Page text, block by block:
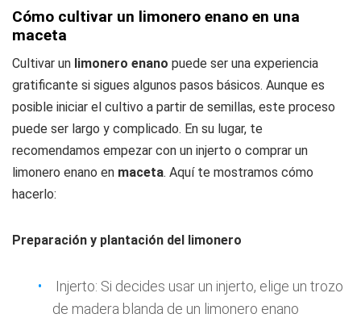
Cómo cultivar un limonero enano en una
maceta
Cultivar un limonero enano puede ser una experiencia
gratificante si sigues algunos pasos básicos. Aunque es
posible iniciar el cultivo a partir de semillas, este proceso
puede ser largo y complicado. En su lugar, te
recomendamos empezar con un injerto o comprar un
limonero enano en maceta. Aquí te mostramos cómo
hacerlo:
Preparación y plantación del limonero
Injerto: Si decides usar un injerto, elige un trozo
de madera blanda de un limonero enano